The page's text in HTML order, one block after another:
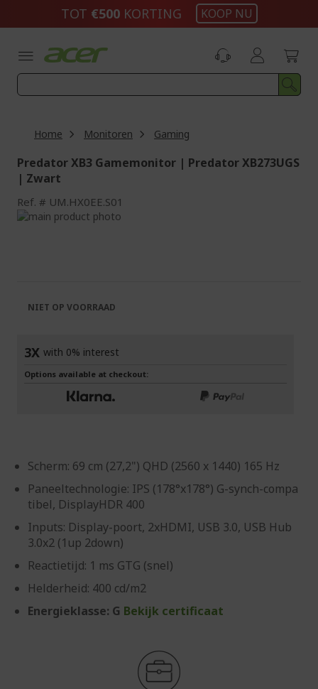
inhoud
TOT €500KORTING KOOP NU
Home Monitoren Gaming
Predator XB3 Gamemonitor | Predator XB273UGS
| Zwart
Ref. UM.HX0EE.S01
Ga
afbeeldingen-
gallerij
afbeeldingen-
Scherm: 69 cm (27,2") QHD (2560 x 1440) 165 Hz
Paneeltechnologie: IPS (178°x178°) G-synch-compa
tibel, DisplayHDR 400
Inputs: Display-poort, 2xHDMI, USB 3.0, USB Hub
3.0x2 (1up 2down)
Reactietijd: 1 ms GTG (snel)
Helderheid: 400 cd/m2
Energieklasse: G Bekijk certificaat
NIET OP VOORRAAD
3X with 0% interest
Options available at checkout: